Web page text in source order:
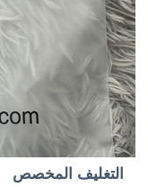
التغليف المخصص